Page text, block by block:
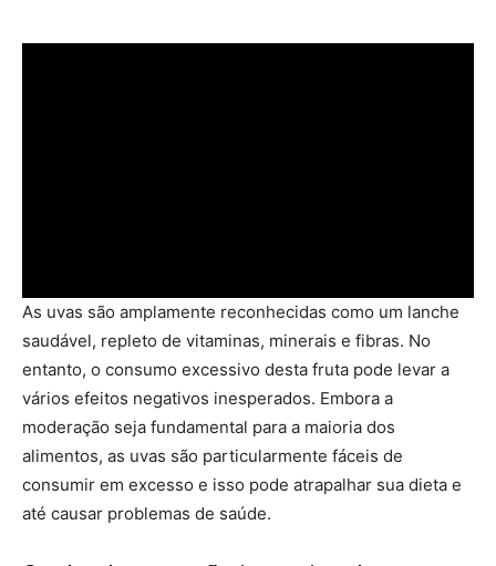
As uvas são amplamente reconhecidas como um lanche
saudável, repleto de vitaminas, minerais e fibras. No
entanto, o consumo excessivo desta fruta pode levar a
vários efeitos negativos inesperados. Embora a
moderação seja fundamental para a maioria dos
alimentos, as uvas são particularmente fáceis de
consumir em excesso e isso pode atrapalhar sua dieta e
até causar problemas de saúde.